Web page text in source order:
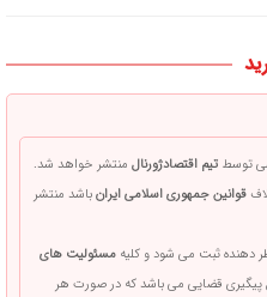
توسطتیم اقتصادژورنالمنتشر خواهد شد.
قوانین جمهوری اسلامی ایرانباشد منتشر
دهنده ثبت می شود و کلیهمسئولیت های
قضایی می باشد که در صورت هر